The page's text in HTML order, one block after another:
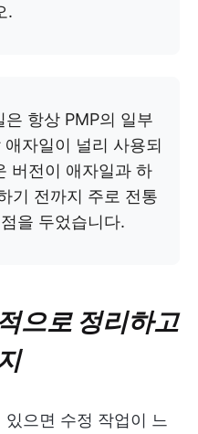
.
은 항상 PMP의 일부
자일이 널리 사용되
버전이 애자일과 하
기 전까지 주로 전통
을 두었습니다.
으로 정리하고
으면 수정 작업이 느